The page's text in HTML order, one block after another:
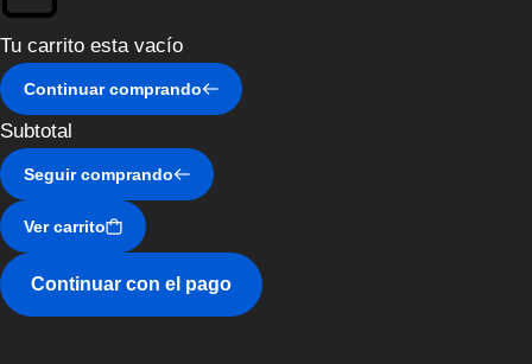
Tu carrito esta vacío
Continuar comprando
Subtotal
Seguir comprando
Ver carrito
Continuar con el pago